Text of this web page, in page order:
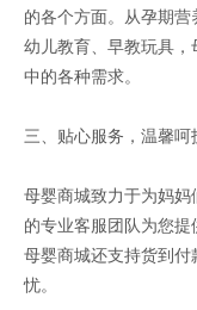
的各个方面。从孕期营
幼儿教育、早教玩具
中的各种需求。
三、贴心服务，温馨呵
母婴商城致力于为妈妈
的专业客服团队为您提
母婴商城还支持货到
忧。